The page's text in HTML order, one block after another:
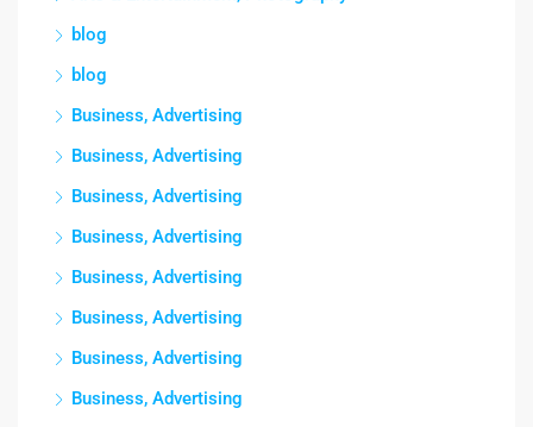
blog
blog
Business, Advertising
Business, Advertising
Business, Advertising
Business, Advertising
Business, Advertising
Business, Advertising
Business, Advertising
Business, Advertising